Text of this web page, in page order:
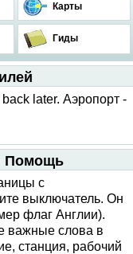
Карты
Гиды
later. Аэропорт -
Помощь
с
выключатель. Он
флаг Англии).
важные слова в
станция, рабочий